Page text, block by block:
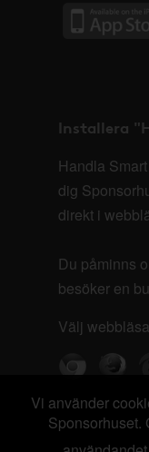
Installera
Handla
dig
direkt i
Du påminns
besöker en
Välj
Vi använder
Sponsorhuset.